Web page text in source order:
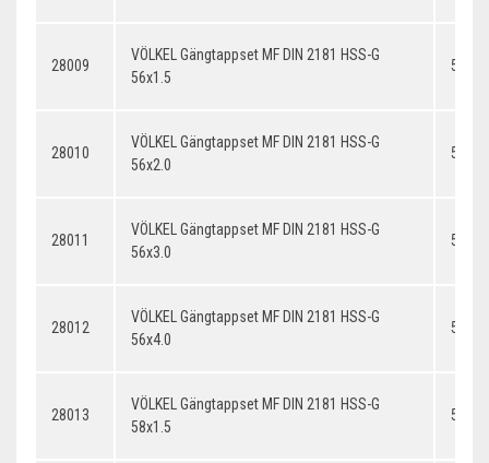
28009
VÖLKEL Gängtappset MF DIN 2181 HSS-G
56x1.5
28010
VÖLKEL Gängtappset MF DIN 2181 HSS-G
56x2.0
28011
VÖLKEL Gängtappset MF DIN 2181 HSS-G
56x3.0
28012
VÖLKEL Gängtappset MF DIN 2181 HSS-G
56x4.0
28013
VÖLKEL Gängtappset MF DIN 2181 HSS-G
58x1.5